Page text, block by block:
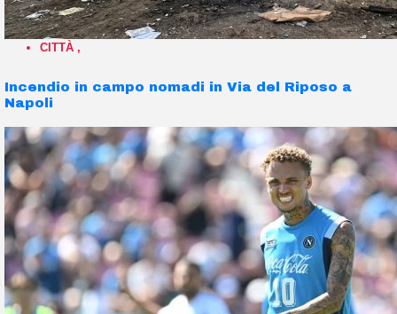
CITTÀ ,
Incendio in campo nomadi in Via del Riposo a
Napoli